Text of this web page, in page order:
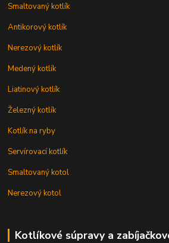
Smaltovaný kotlík
Antikorový kotlík
Nerezový kotlík
Medený kotlík
Liatinový kotlík
Železný kotlík
Kotlík na ryby
Servírovací kotlík
Smaltovaný kotol
Nerezový kotol
Kotlíkové súpravy a